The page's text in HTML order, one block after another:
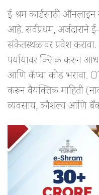
ई-श्रम कार्डसाठी ऑनलाइन
आहे. सर्वप्रथम, अर्जदाराने
संकेतस्थळावर प्रवेश
पर्यायावर क्लिक करून
आणि कॅप्चा कोड भरावा.
करून वैयक्तिक माहिती
व्यवसाय, कौशल्य आणि